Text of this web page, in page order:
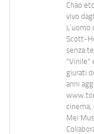
Chao
vivo
L’uomo
Scott-
senza
"Vinile"
giurati
anni
cinema,
Mei